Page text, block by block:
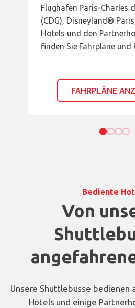
Flughafen Paris-Charles
(CDG), Disneyland®
Hotels und den
finden Sie Fahrpläne und
FAHRPLÄNE
Bediente
Von
Unsere Shuttlebusse bedienen
Hotels und einige